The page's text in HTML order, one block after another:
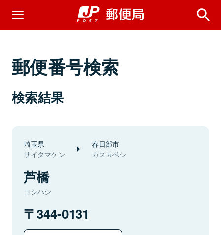
郵便番号検索
検索結果
埼玉県
サイタマケン
春日部市
カスカベシ
芦橋
ヨシハシ
344-0131